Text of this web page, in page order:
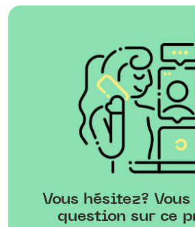
Vous hésitez?
question sur ce